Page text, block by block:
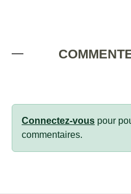
Connectez-vous pour
commentaires.